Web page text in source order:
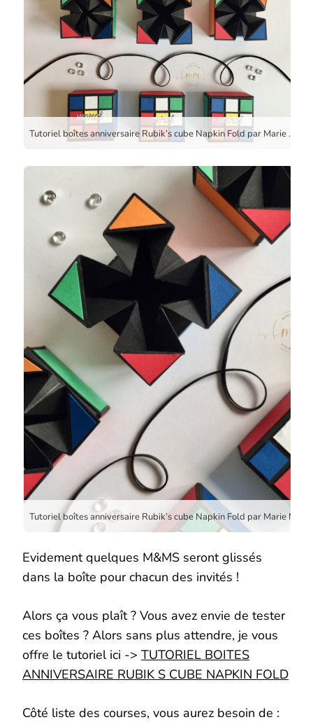
Tutoriel boîtes anniversaire Rubik’s cube Napkin Fold par Marie Meyer Stampin up – http://ateliers-scrapbooking.fr – Tutorial Rubik’s cube Box – Anteilung Rubik’s cube Verpackung geschenke goodies
Evidement quelques M&MS seront glissés
dans la boîte pour chacun des invités !
Alors ça vous plaît ? Vous avez envie de tester
ces boîtes ? Alors sans plus attendre, je vous
offre le tutoriel ici -> TUTORIEL BOITES
ANNIVERSAIRE RUBIK S CUBE NAPKIN FOLD
Côté liste des courses, vous aurez besoin de :